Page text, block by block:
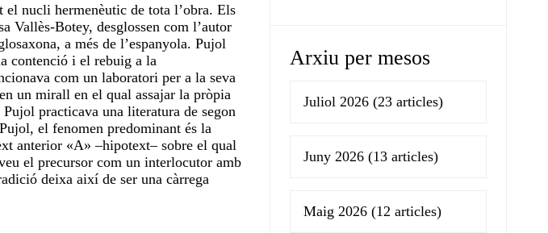
nucli hermenèutic de tota l’obra. Els
Vallès-Botey, desglossen com l’autor
a més de l’espanyola. Pujol
contenció i el rebuig a la
com un laboratori per a la seva
un mirall en el qual assajar la pròpia
practicava una literatura de segon
el fenomen predominant és la
anterior «A» –hipotext– sobre el qual
el precursor com un interlocutor amb
deixa així de ser una càrrega
Arxiu per mesos
Juliol 2026 (23 articles)
Juny 2026 (13 articles)
Maig 2026 (12 articles)